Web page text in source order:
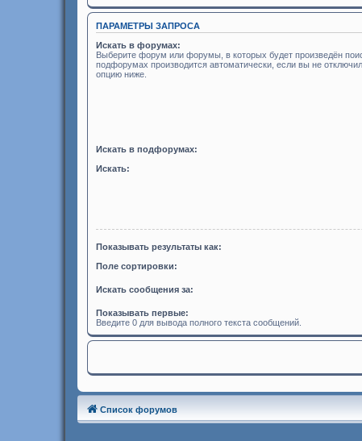
ПАРАМЕТРЫ ЗАПРОСА
Искать в форумах:
Выберите форум или форумы, в которых будет произведён
подфорумах производится автоматически, если вы не
опцию ниже.
Искать в подфорумах:
Искать:
Показывать результаты как:
Поле сортировки:
Искать сообщения за:
Показывать первые:
Введите 0 для вывода полного текста сообщений.
Список форумов